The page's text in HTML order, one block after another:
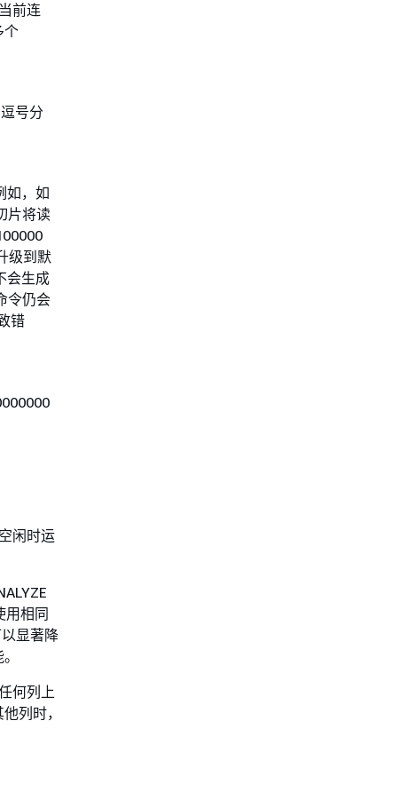
前连
个
号分
如，如
片将读
级到默
会生成
令仍会
错
闲时运
用相同
显著降
何列上
列时，